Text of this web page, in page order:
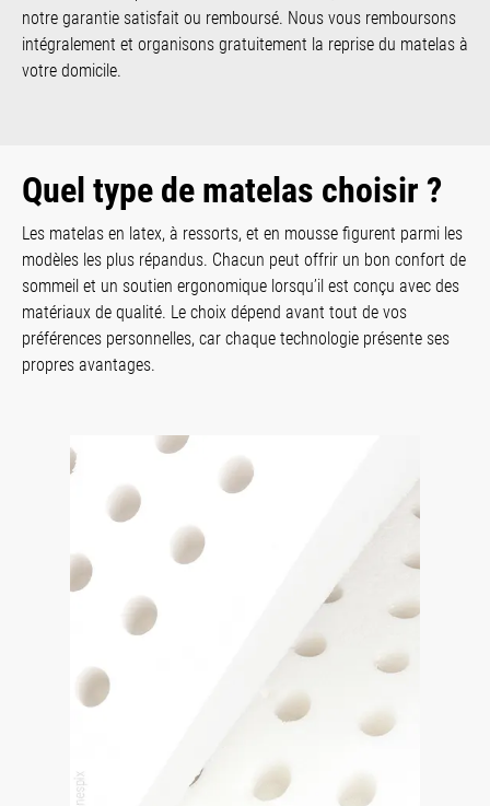
notre garantie satisfait ou remboursé. Nous vous remboursons
intégralement et organisons gratuitement la reprise du matelas à
votre domicile.
Quel type de matelas choisir ?
Les matelas en latex, à ressorts, et en mousse figurent parmi les
modèles les plus répandus. Chacun peut offrir un bon confort de
sommeil et un soutien ergonomique lorsqu’il est conçu avec des
matériaux de qualité. Le choix dépend avant tout de vos
préférences personnelles, car chaque technologie présente ses
propres avantages.